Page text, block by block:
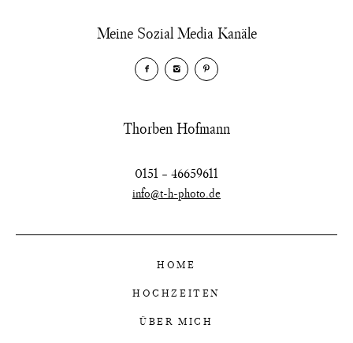
Meine Sozial Media Kanäle
Thorben Hofmann
0151 – 46659611
info@t-h-photo.de
HOME
HOCHZEITEN
ÜBER MICH